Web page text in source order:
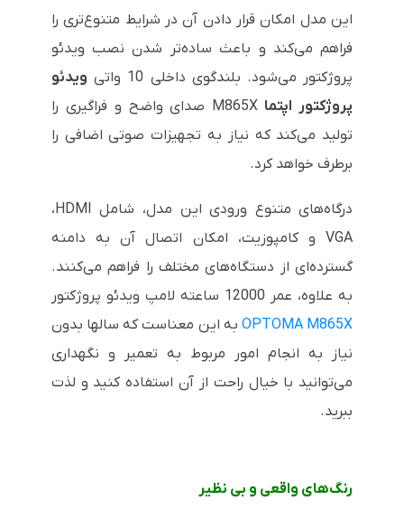
این مدل امکان قرار دادن آن در شرایط متنوع‌تری را
فراهم می‌کند و باعث ساده‌تر شدن نصب ویدئو
پروژکتور می‌شود. بلندگوی داخلی 10 واتی
ویدئو
پروژکتور اپتما M865X صدای واضح و فراگیری را
تولید می‌کند که نیاز به تجهیزات صوتی اضافی را
برطرف خواهد کرد.
درگاه‌های متنوع ورودی این مدل، شامل HDMI،
VGAو کامپوزیت، امکان اتصال آن به دامنه
گسترده‌ای از دستگاه‌های مختلف را فراهم می‌کنند.
به علاوه، عمر 12000 ساعته لامپ ویدئو پروژکتور
OPTOMA M865X به این معناست که سالها بدون
نیاز به انجام امور مربوط به تعمیر و نگهداری
می‌توانید با خیال راحت از آن استفاده کنید و لذت
ببرید.
رنگ‌های واقعی و بی نظیر